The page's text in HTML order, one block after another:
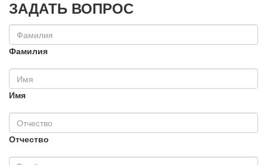
ЗАДАТЬ ВОПРОС
Фамилия
Имя
Отчество